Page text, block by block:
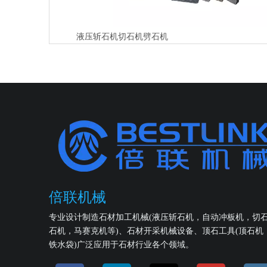
液压斩石机切石机劈石机
倍联机械
专业设计制造石材加工机械(液压斩石机，自动冲板机，切
石机，马赛克机等)、石材开采机械设备、顶石工具(顶石机
铁水袋)广泛应用于石材行业各个领域。